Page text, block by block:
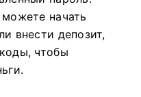
начать
внести депозит,
чтобы